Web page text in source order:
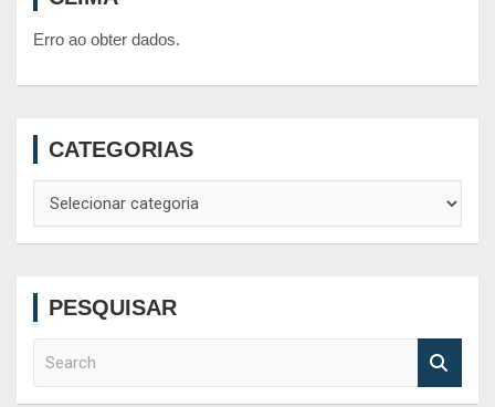
Erro ao obter dados.
CATEGORIAS
PESQUISAR